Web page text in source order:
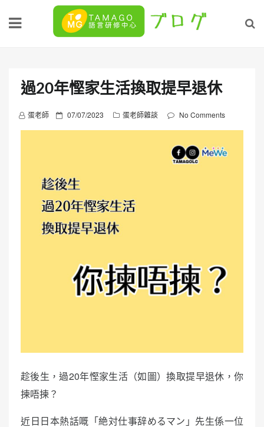
過20年慳家生活換取提早退休
蛋老師
P
o
d
o
n
07/07/2023 蛋老師雜談 No Comments
趁後生，過20年慳家生活（如圖）換取提早退休，你
揀唔揀？
近日日本熱話嘅「絶対仕事辞めるマン」先生係一位